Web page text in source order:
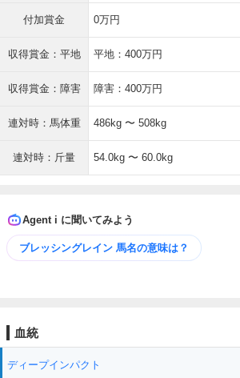
付加賞金 0万円
収得賞金：平地 平地：400万円
収得賞金：障害 障害：400万円
連対時：馬体重 486kg 〜 508kg
連対時：斤量 54.0kg 〜 60.0kg
Agent i に聞いてみよう
ブレッシングレイン 馬名の意味は？
血統
ディープインパクト